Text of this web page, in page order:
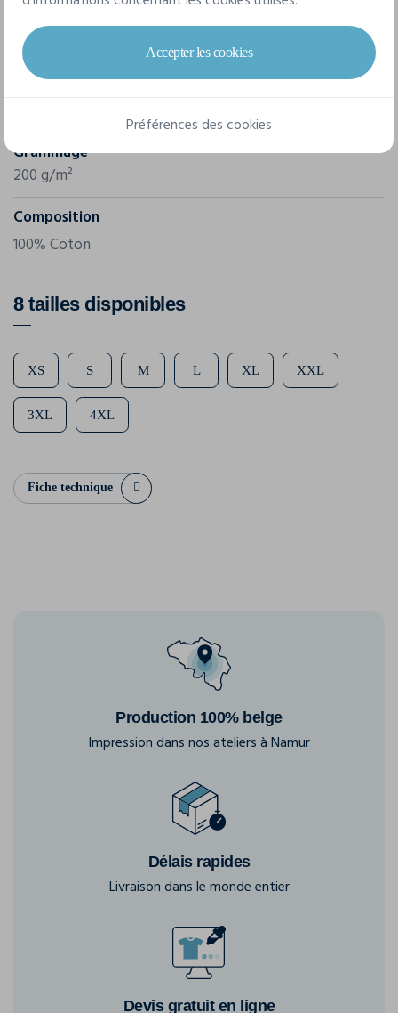
Marque
Russell
Référence
Grammage
200 g/m²
Composition
100% Coton
8 tailles disponibles
XS S M L XL XXL
3XL 4XL
Fiche technique
Production 100% belge
Impression dans nos ateliers à Namur
Délais rapides
Livraison dans le monde entier
Devis gratuit en ligne
Accepter les cookies
Préférences des cookies